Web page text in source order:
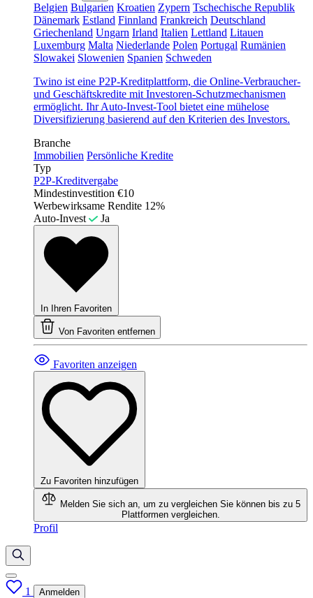
Belgien Bulgarien Kroatien Zypern Tschechische Republik
Dänemark Estland Finnland Frankreich Deutschland
Griechenland Ungarn Irland Italien Lettland Litauen
Luxemburg Malta Niederlande Polen Portugal Rumänien
Slowakei Slowenien Spanien Schweden
Twino ist eine P2P-Kreditplattform, die Online-Verbraucher-
und Geschäftskredite mit Investoren-Schutzmechanismen
ermöglicht. Ihr Auto-Invest-Tool bietet eine mühelose
Diversifizierung basierend auf den Kriterien des Investors.
Branche
Immobilien Persönliche Kredite
Typ
P2P-Kreditvergabe
Mindestinvestition €10
Werbewirksame Rendite 12%
Auto-Invest
Ja
In Ihren Favoriten
Von Favoriten entfernen
Favoriten anzeigen
Zu Favoriten hinzufügen
Melden Sie sich an, um zu vergleichen Sie können bis zu 5
Plattformen vergleichen.
Profil
1
Anmelden